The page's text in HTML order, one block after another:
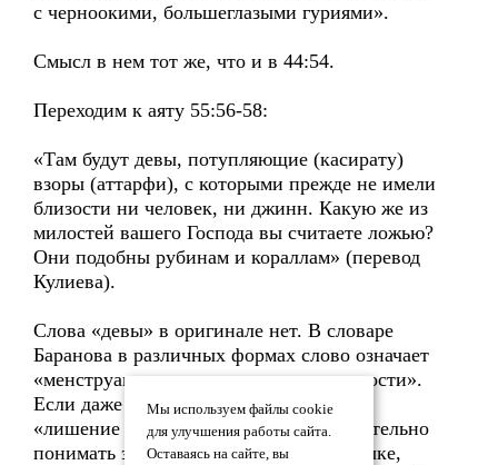
с черноокими, большеглазыми гуриями».
Смысл в нем тот же, что и в 44:54.
Переходим к аяту 55:56-58:
«Там будут девы, потупляющие (касирату)
взоры (аттарфи), с которыми прежде не имели
близости ни человек, ни джинн. Какую же из
милостей вашего Господа вы считаете ложью?
Они подобны рубинам и кораллам» (перевод
Кулиева).
Слова «девы» в оригинале нет. В словаре
Баранова в различных формах слово означает
«менструации» и «лишение девственности».
Если даже это слово и переводится как
«лишение девственности», но не обязательно
понимать это буквально. В русском языке,
Мы используем файлы cookie
для улучшения работы сайта.
Оставаясь на сайте, вы